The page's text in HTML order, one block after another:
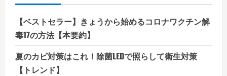
【ベストセラー】きょうから始めるコロナワクチン解
毒17の方法【本要約】
夏のカビ対策はこれ！除菌LEDで照らして衛生対策
【トレンド】